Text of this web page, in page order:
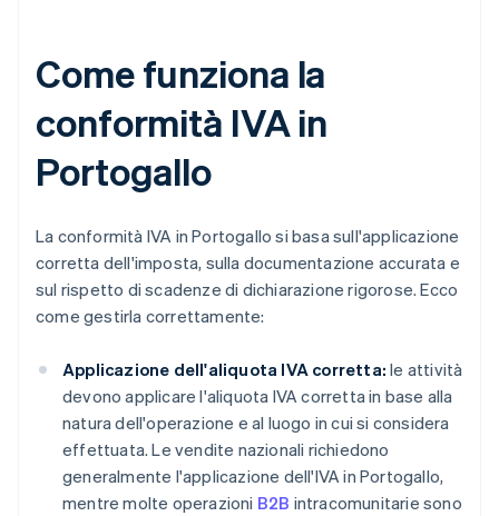
Come funziona la
conformità IVA in
Portogallo
La conformità IVA in Portogallo si basa sull'applicazione
corretta dell'imposta, sulla documentazione accurata e
sul rispetto di scadenze di dichiarazione rigorose. Ecco
come gestirla correttamente:
Applicazione dell'aliquota IVA corretta: le attività
devono applicare l'aliquota IVA corretta in base alla
natura dell'operazione e al luogo in cui si considera
effettuata. Le vendite nazionali richiedono
generalmente l'applicazione dell'IVA in Portogallo,
mentre molte operazioni B2B intracomunitarie sono